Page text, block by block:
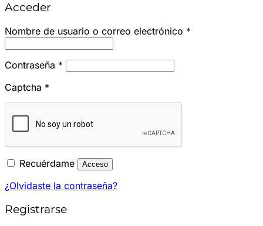
Acceder
Nombre de usuario o correo electrónico *
Contraseña * Obligatorio
Captcha *
Recuérdame Acceso
¿Olvidaste la contraseña?
Registrarse